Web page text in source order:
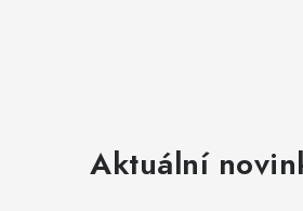
Aktuální